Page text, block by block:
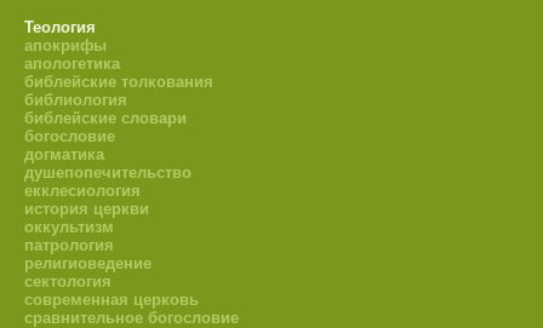
Теология
апокрифы
апологетика
библейские толкования
библиология
библейские словари
богословие
догматика
душепопечительство
екклесиология
история церкви
оккультизм
патрология
религиоведение
сектология
современная церковь
сравнительное богословие